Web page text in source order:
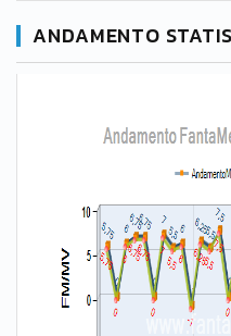
ANDAMENTO